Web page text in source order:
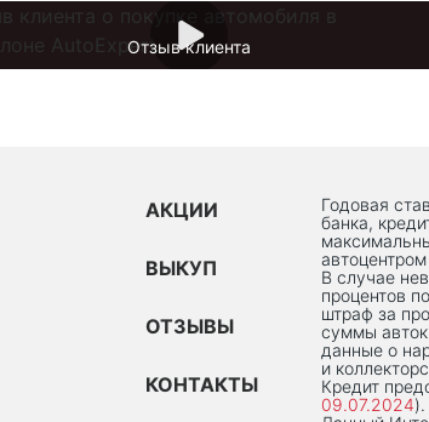
Отзыв клиента
АКЦИИ
ВЫКУП
ОТЗЫВЫ
КОНТАКТЫ
Годовая
банка,
В случае
процентов
штраф за
суммы
данные о
и
Кредит
09.07.2024).